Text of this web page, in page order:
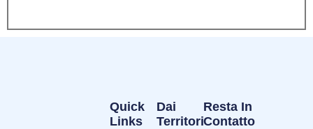
Dai
Territori
Quick
Links
Resta In
Contatto